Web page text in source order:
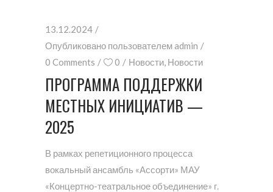
13.12.2024
Опубликовано пользователемadmin
0 Comments
0 Новости, Новости
ПРОГРАММА ПОДДЕРЖКИ
МЕСТНЫХ ИНИЦИАТИВ —
2025
В рамках репетиционного процесса
вокальный ансамбль «Ассорти» МАУ
«Концертно-театральное объединение» г.